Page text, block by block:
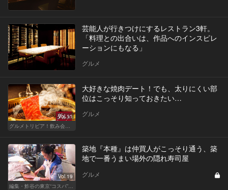
芸能人が行きつけにするレストラン3軒。
「料理との出合いは、作品へのインスピレ
ーションにもなる」
グルメ
Vol.11
グルメトリビア！飲み会やデートで会話のネタになるQ＆A
大好きな焼肉デート！でも、太りにくい部
位はこっそり知っておきたい…
グルメ
Vol.19
編集・鮓谷の東京“コスパ”カレンダー
築地『本種』は仲買人がこっそり通う、築
地で一番うまい場外の隠れ寿司屋
グルメ